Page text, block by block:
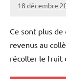
18 décembre
Ce sont plus
revenus au
récolter le